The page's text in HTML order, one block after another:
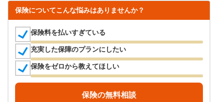
保険についてこんな悩みはありませんか？
保険料を払いすぎている
充実した保障のプランにしたい
保険をゼロから教えてほしい
保険の無料相談